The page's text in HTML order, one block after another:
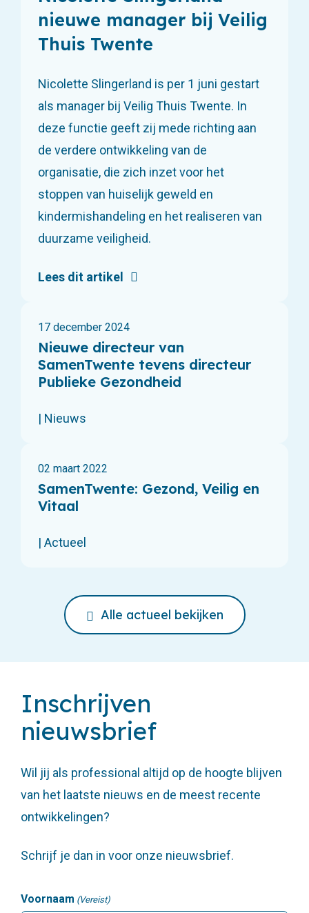
nieuwe manager bij Veilig
Thuis Twente
Nicolette Slingerland is per 1 juni gestart
als manager bij Veilig Thuis Twente. In
deze functie geeft zij mede richting aan
de verdere ontwikkeling van de
organisatie, die zich inzet voor het
stoppen van huiselijk geweld en
kindermishandeling en het realiseren van
duurzame veiligheid.
Lees dit artikel
17 december 2024
Nieuwe directeur van
SamenTwente tevens directeur
Publieke Gezondheid
| Nieuws
02 maart 2022
SamenTwente: Gezond, Veilig en
Vitaal
| Actueel
Alle actueel bekijken
Inschrijven
nieuwsbrief
Wil jij als professional altijd op de hoogte blijven
van het laatste nieuws en de meest recente
ontwikkelingen?
Schrijf je dan in voor onze nieuwsbrief.
Voornaam (Vereist)